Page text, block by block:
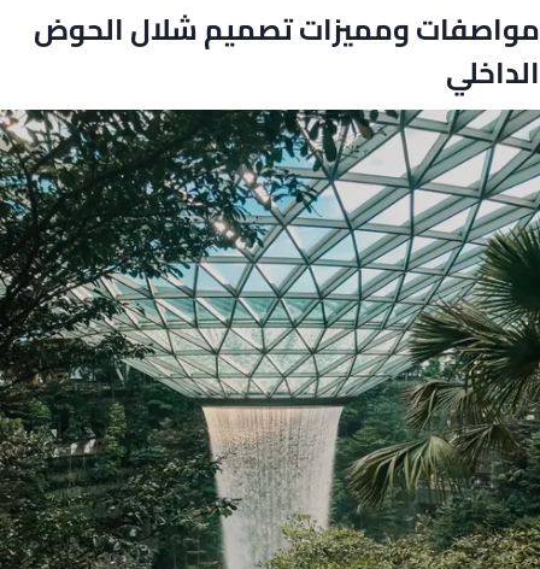
مواصفات ومميزات تصميم شلال الحوض
الداخلي